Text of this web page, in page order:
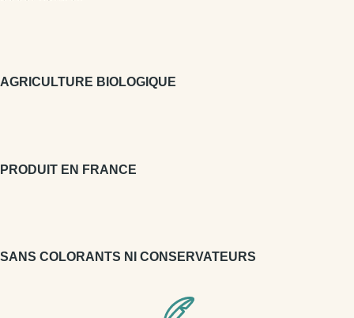
AGRICULTURE BIOLOGIQUE
PRODUIT EN FRANCE
SANS COLORANTS NI CONSERVATEURS